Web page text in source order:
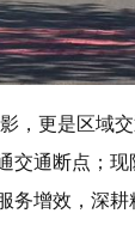
，更是区域
交通断点；
增效，深